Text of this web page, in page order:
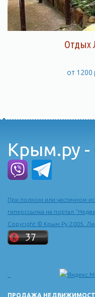
Отдых
от 1200
Крым.ру -
При полном или частичном
гиперссылка на портал
Copyright © Крым.Ру 2005.
ПРОДАЖА